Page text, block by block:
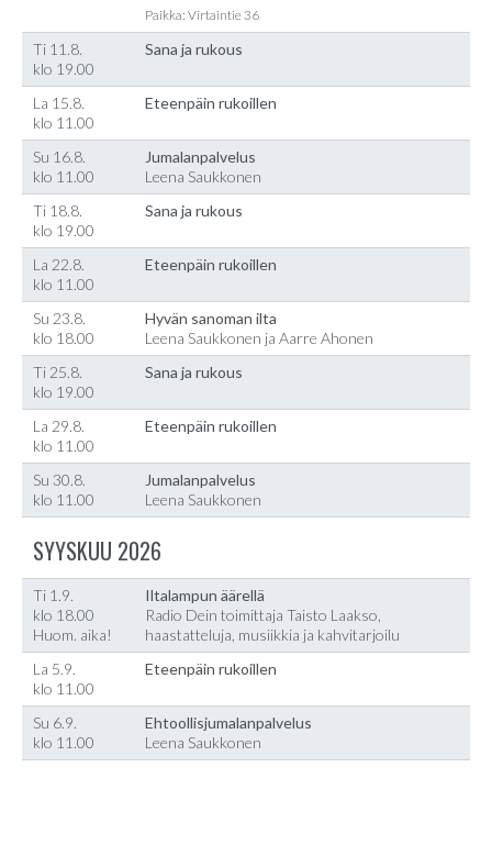
Paikka: Virtaintie 36
Ti 11.8.
klo 19.00
Sana ja rukous
La 15.8.
klo 11.00
Eteenpäin rukoillen
Su 16.8.
klo 11.00
Jumalanpalvelus
Leena Saukkonen
Ti 18.8.
klo 19.00
Sana ja rukous
La 22.8.
klo 11.00
Eteenpäin rukoillen
Su 23.8.
klo 18.00
Hyvän sanoman ilta
Leena Saukkonen ja Aarre Ahonen
Ti 25.8.
klo 19.00
Sana ja rukous
La 29.8.
klo 11.00
Eteenpäin rukoillen
Su 30.8.
klo 11.00
Jumalanpalvelus
Leena Saukkonen
SYYSKUU 2026
Ti 1.9.
klo 18.00
Huom. aika!
Iltalampun äärellä
Radio Dein toimittaja Taisto Laakso,
haastatteluja, musiikkia ja kahvitarjoilu
La 5.9.
klo 11.00
Eteenpäin rukoillen
Su 6.9.
klo 11.00
Ehtoollisjumalanpalvelus
Leena Saukkonen